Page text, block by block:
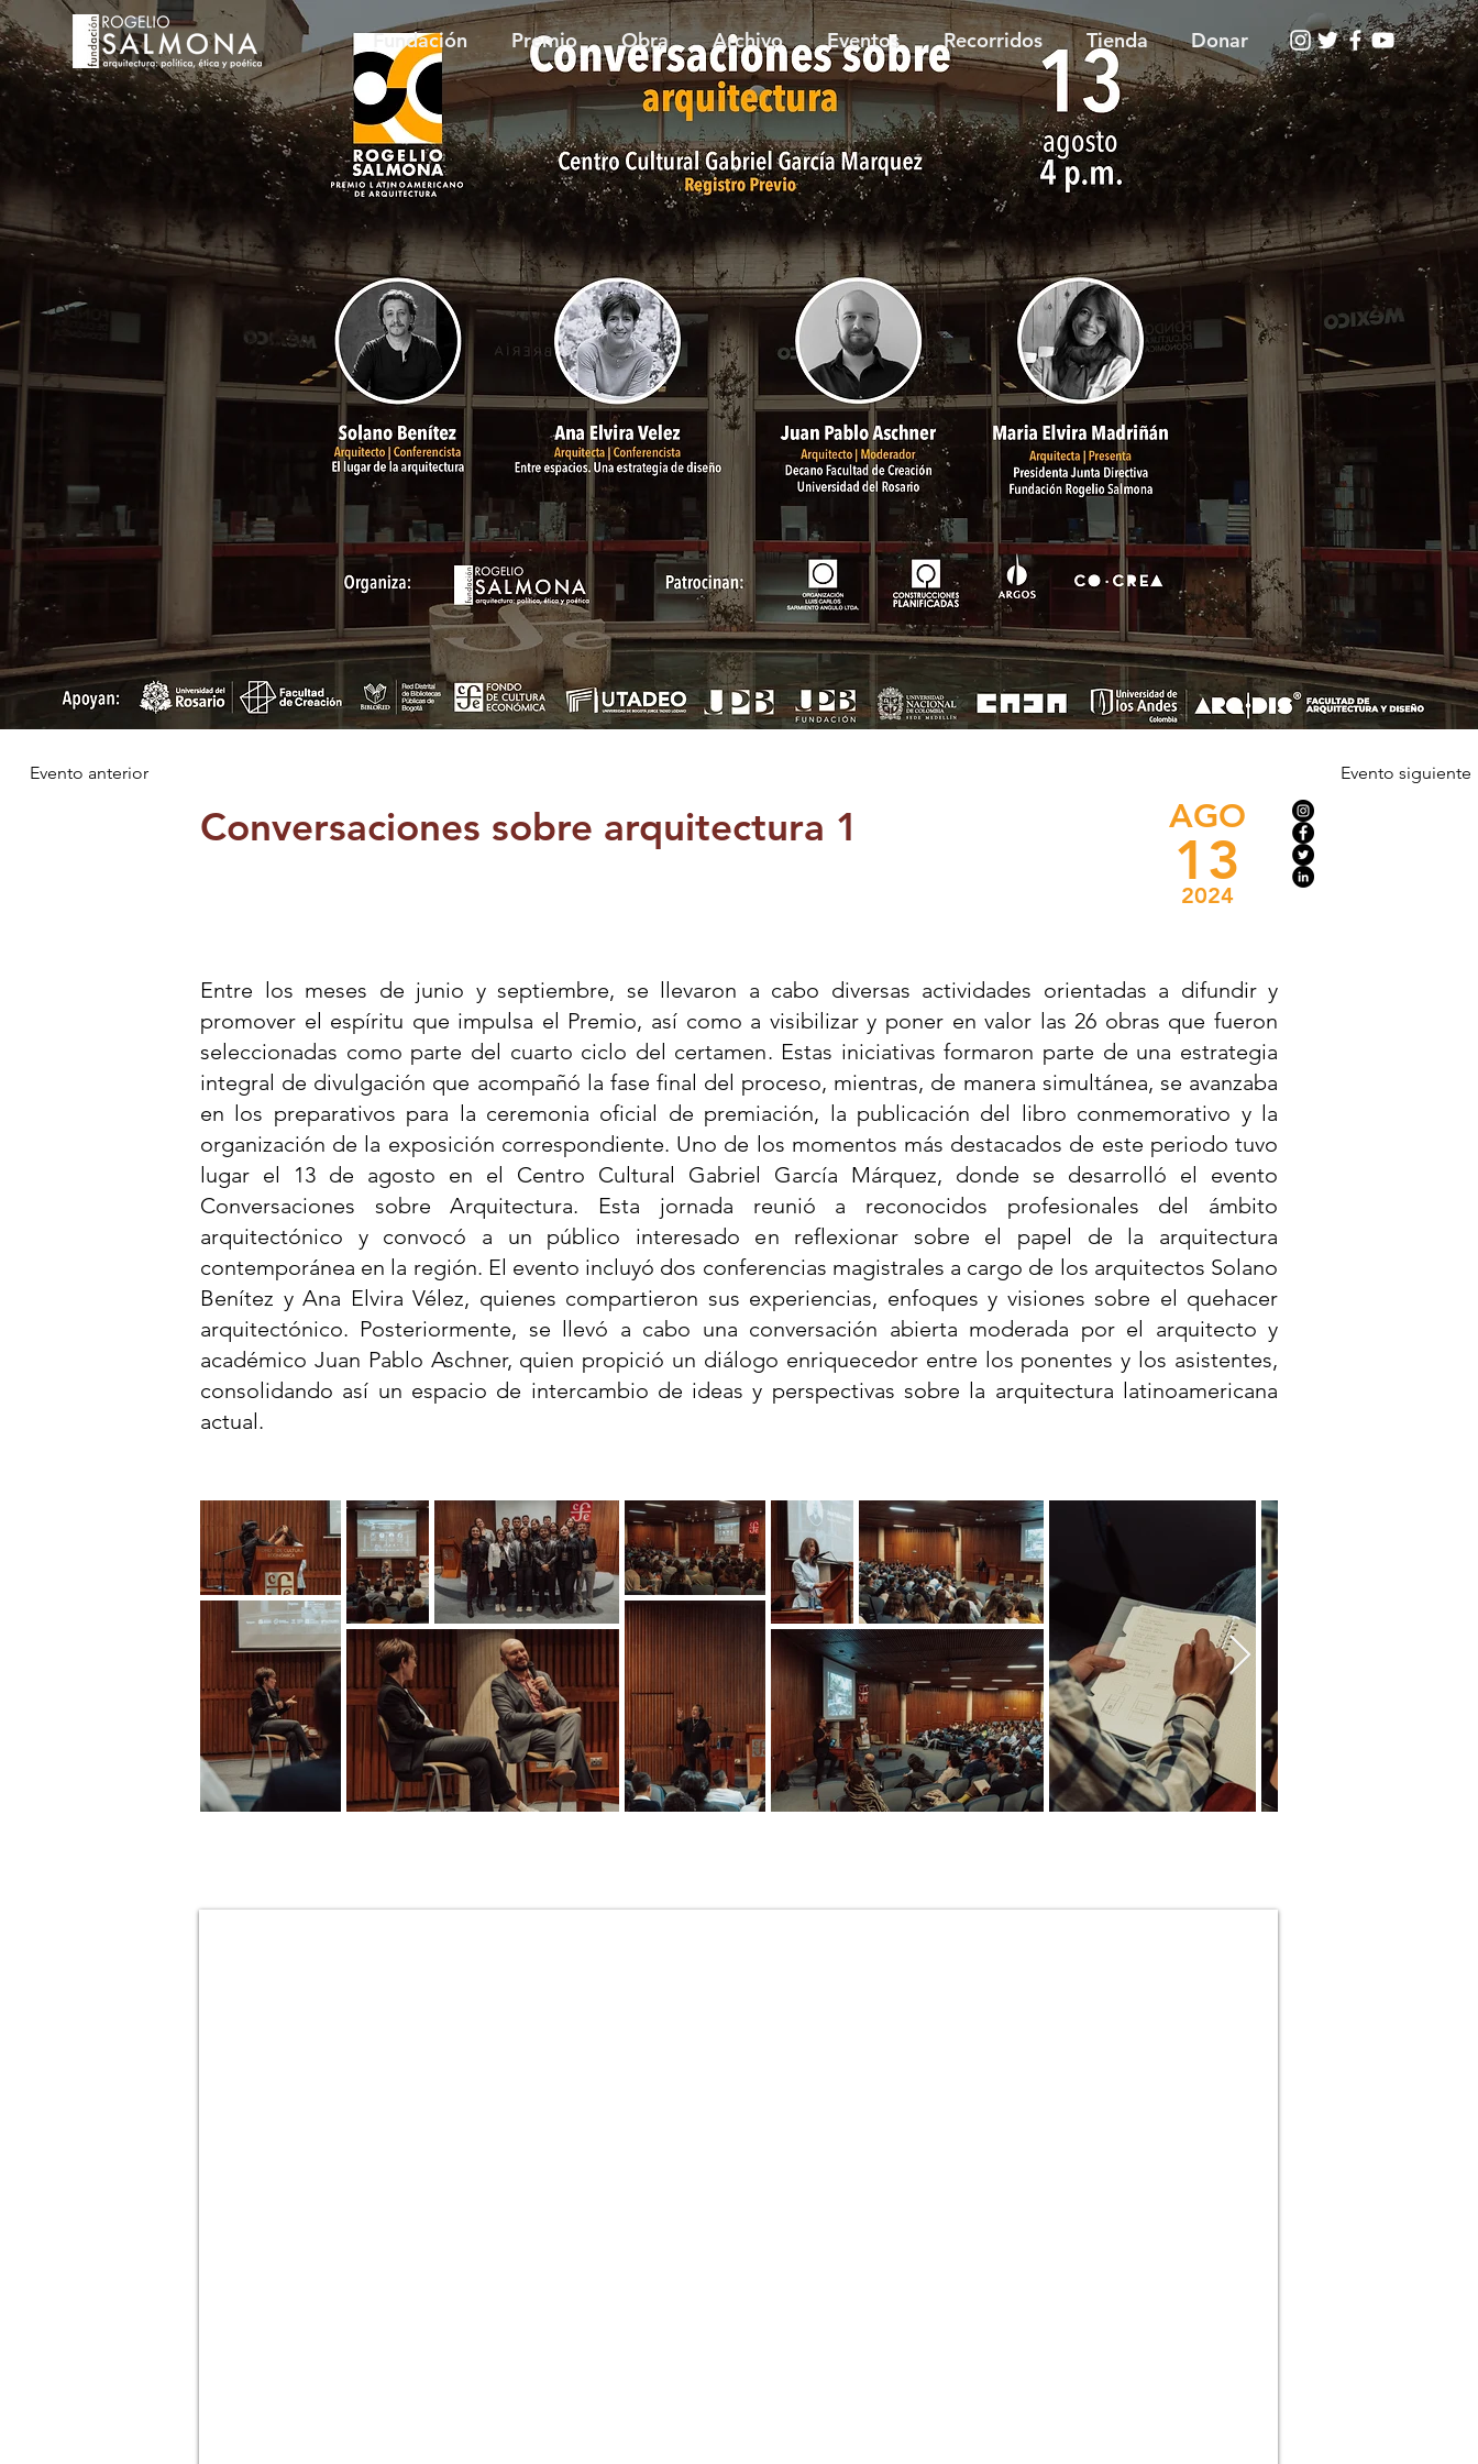
Fundación Premio Obra Archivo Eventos Recorridos Tienda Donar
Evento anterior
Conversaciones sobre arquitectura 1 AGO
13
2024
Evento siguiente
Entre los meses de junio y septiembre, se llevaron a cabo diversas actividades orientadas a difundir y
promover el espíritu que impulsa el Premio, así como a visibilizar y poner en valor las 26 obras que fueron
seleccionadas como parte del cuarto ciclo del certamen. Estas iniciativas formaron parte de una estrategia
integral de divulgación que acompañó la fase final del proceso, mientras, de manera simultánea, se avanzaba
en los preparativos para la ceremonia oficial de premiación, la publicación del libro conmemorativo y la
organización de la exposición correspondiente. Uno de los momentos más destacados de este periodo tuvo
lugar el 13 de agosto en el Centro Cultural Gabriel García Márquez, donde se desarrolló el evento
Conversaciones sobre Arquitectura. Esta jornada reunió a reconocidos profesionales del ámbito
arquitectónico y convocó a un público interesado en reflexionar sobre el papel de la arquitectura
contemporánea en la región. El evento incluyó dos conferencias magistrales a cargo de los arquitectos Solano
Benítez y Ana Elvira Vélez, quienes compartieron sus experiencias, enfoques y visiones sobre el quehacer
arquitectónico. Posteriormente, se llevó a cabo una conversación abierta moderada por el arquitecto y
académico Juan Pablo Aschner, quien propició un diálogo enriquecedor entre los ponentes y los asistentes,
consolidando así un espacio de intercambio de ideas y perspectivas sobre la arquitectura latinoamericana
actual.